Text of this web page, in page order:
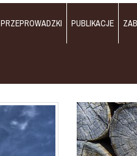
PRZEPROWADZKI PUBLIKACJE